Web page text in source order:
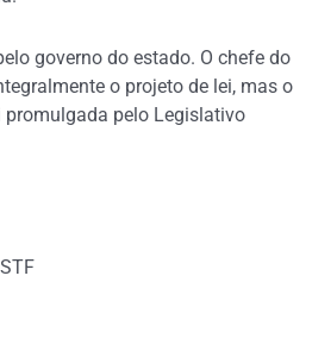
governo do estado. O chefe do
o projeto de lei, mas o
promulgada pelo Legislativo